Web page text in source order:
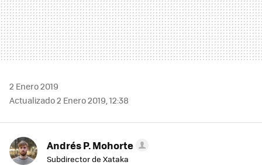
2 Enero 2019
Actualizado 2 Enero 2019, 12:38
Andrés P. Mohorte
Subdirector de Xataka